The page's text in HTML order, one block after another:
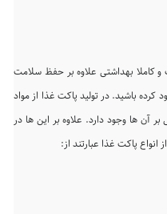
کاملا بهداشتی علاوه بر حفظ سلامت
کرده باشید. در تولید پاکت غذا از مواد
آن ها وجود دارد. علاوه بر این ها در
پاکت غذا عبارتند از: